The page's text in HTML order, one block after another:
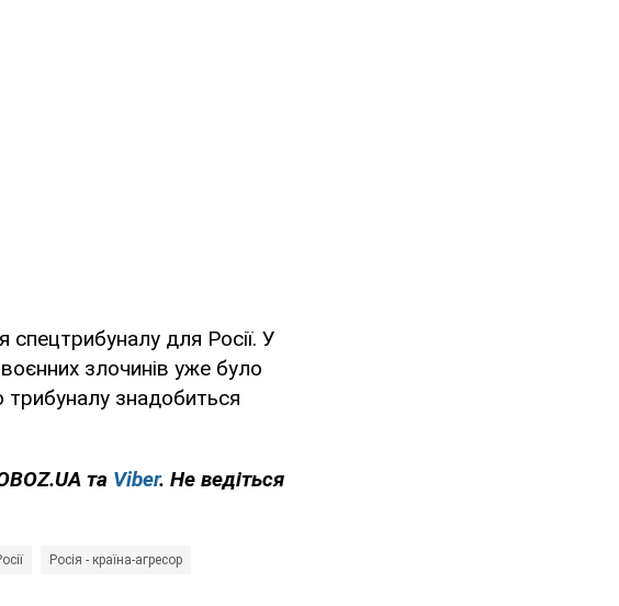
для Росії. У
злочинів уже було
трибуналу знадобиться
та Viber. Не ведіться
Росія - країна-агресор